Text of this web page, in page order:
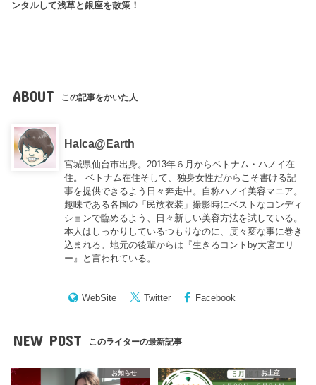
ンタルして浅草と銀座を散策！
ABOUT この記事をかいた人
Halca@Earth
宮城県仙台市出身。2013年６月からベトナム・ハノイ在
住。 ベトナム在住そして、独身女性だからこそ書ける記
事を提供できるよう日々奔走中。自称ハノイ美容マニア。
趣味である各国の「民族衣装」撮影時にベストなコンディ
ションで臨めるよう、日々新しい美容方法を試している。
本人はしっかりしているつもりなのに、度々変な事に巻き
込まれる。地元の後輩からは『生きるコントby大宮エリ
ー 』と言われている。
WebSite Twitter Facebook
NEW POST このライターの最新記事
お知らせ お土産